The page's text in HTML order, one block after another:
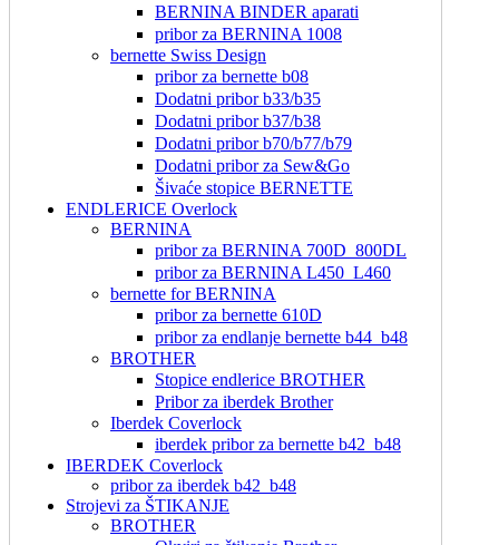
BERNINA BINDER aparati
pribor za BERNINA 1008
bernette Swiss Design
pribor za bernette b08
Dodatni pribor b33/b35
Dodatni pribor b37/b38
Dodatni pribor b70/b77/b79
Dodatni pribor za Sew&Go
Šivaće stopice BERNETTE
ENDLERICE Overlock
BERNINA
pribor za BERNINA 700D_800DL
pribor za BERNINA L450_L460
bernette for BERNINA
pribor za bernette 610D
pribor za endlanje bernette b44_b48
BROTHER
Stopice endlerice BROTHER
Pribor za iberdek Brother
Iberdek Coverlock
iberdek pribor za bernette b42_b48
IBERDEK Coverlock
pribor za iberdek b42_b48
Strojevi za ŠTIKANJE
BROTHER